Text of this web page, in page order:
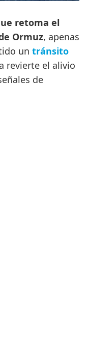
retoma el
Ormuz, apenas
un tránsito
revierte el alivio
de